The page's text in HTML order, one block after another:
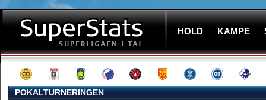
HOLD KAMPE
POKALTURNERINGEN